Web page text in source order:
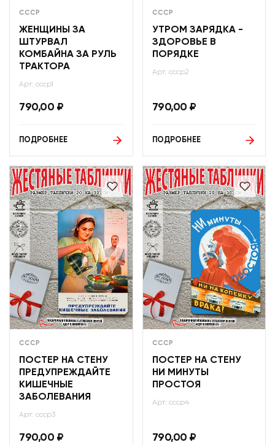
СССР
ЖЕНЩИНЫ ЗА
ШТУРВАЛ
КОМБАЙНА ЗА РУЛЬ
ТРАКТОРА
Арт: ссср1
790,00 ₽
ПОДРОБНЕЕ
СССР
УТРОМ ЗАРЯДКА -
ЗДОРОВЬЕ В
ПОРЯДКЕ
Арт: ссср2
790,00 ₽
ПОДРОБНЕЕ
СССР
ПОСТЕР НА СТЕНУ
ПРЕДУПРЕЖДАЙТЕ
КИШЕЧНЫЕ
ЗАБОЛЕВАНИЯ
Арт: ссср3
790,00 ₽
СССР
ПОСТЕР НА СТЕНУ
НИ МИНУТЫ
ПРОСТОЯ
Арт: ссср4
790,00 ₽